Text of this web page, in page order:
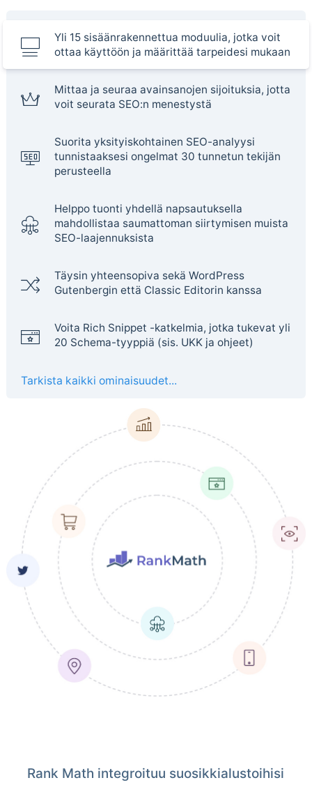
Yli 15 sisäänrakennettua moduulia, jotka voit
ottaa käyttöön ja määrittää tarpeidesi mukaan
Mittaa ja seuraa avainsanojen sijoituksia, jotta
voit seurata SEO:n menestystä
Suorita yksityiskohtainen SEO-analyysi
tunnistaaksesi ongelmat 30 tunnetun tekijän
perusteella
Helppo tuonti yhdellä napsautuksella
mahdollistaa saumattoman siirtymisen muista
SEO-laajennuksista
Täysin yhteensopiva sekä WordPress
Gutenbergin että Classic Editorin kanssa
Voita Rich Snippet -katkelmia, jotka tukevat yli
20 Schema-tyyppiä (sis. UKK ja ohjeet)
Tarkista kaikki ominaisuudet...
Rank Math integroituu suosikkialustoihisi